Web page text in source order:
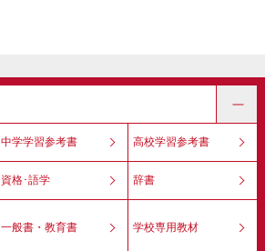
中学学習参考書 高校学習参考書
資格･語学 辞書
一般書・教育書 学校専用教材